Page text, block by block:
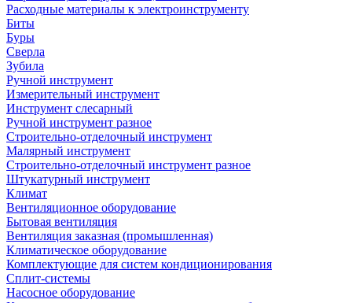
Расходные материалы к электроинструменту
Биты
Буры
Сверла
Зубила
Ручной инструмент
Измерительный инструмент
Инструмент слесарный
Ручной инструмент разное
Строительно-отделочный инструмент
Малярный инструмент
Строительно-отделочный инструмент разное
Штукатурный инструмент
Климат
Вентиляционное оборудование
Бытовая вентиляция
Вентиляция заказная (промышленная)
Климатическое оборудование
Комплектующие для систем кондиционирования
Сплит-системы
Насосное оборудование